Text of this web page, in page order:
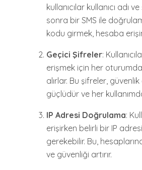
kullanıcılar kullanıcı adı
sonra bir SMS ile
kodu girmek, hesaba
Geçici Şifreler:
erişmek için her
alırlar. Bu şifreler,
güçlüdür ve her
IP Adresi Doğrulama:
erişirken belirli bir IP
gerekebilir. Bu,
ve güvenliği artırır.